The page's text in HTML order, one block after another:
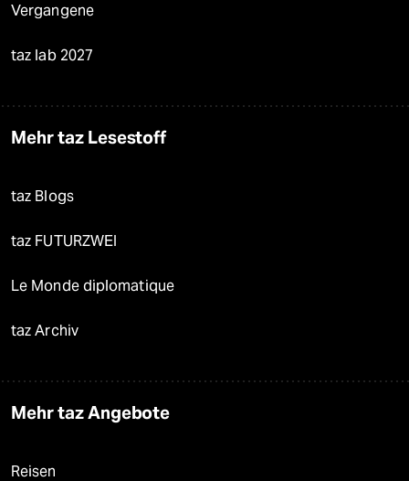
Vergangene
taz lab 2027
Mehr taz Lesestoff
taz Blogs
taz FUTURZWEI
Le Monde diplomatique
taz Archiv
Mehr taz Angebote
Reisen